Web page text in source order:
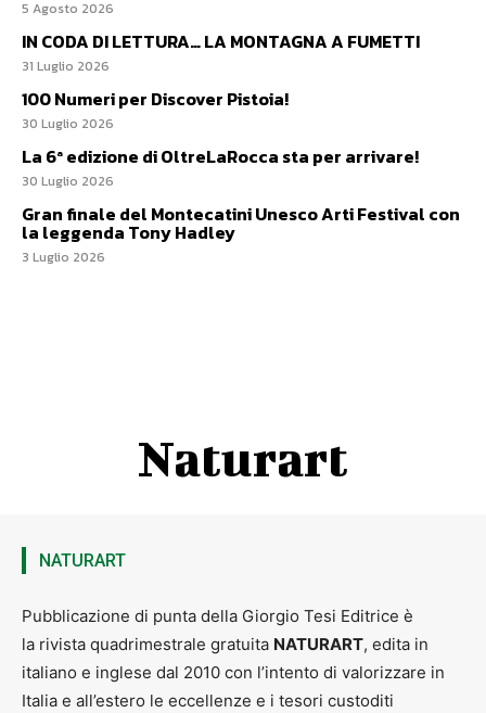
5 Agosto 2026
IN CODA DI LETTURA… LA MONTAGNA A FUMETTI
31 Luglio 2026
100 Numeri per Discover Pistoia!
30 Luglio 2026
La 6ª edizione di OltreLaRocca sta per arrivare!
30 Luglio 2026
Gran finale del Montecatini Unesco Arti Festival con
la leggenda Tony Hadley
3 Luglio 2026
Naturart
NATURART
Pubblicazione di punta della Giorgio Tesi Editrice è
la rivista quadrimestrale gratuita NATURART, edita in
italiano e inglese dal 2010 con l’intento di valorizzare in
Italia e all’estero le eccellenze e i tesori custoditi